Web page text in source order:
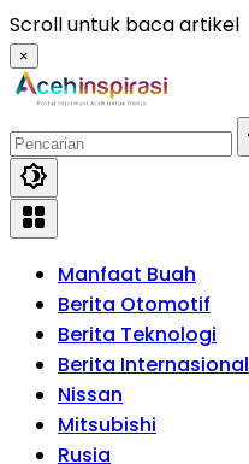
Langsung
ke
konten
Scroll untuk baca artikel
×
Manfaat Buah
Berita Otomotif
Berita Teknologi
Berita Internasional
Nissan
Mitsubishi
Rusia